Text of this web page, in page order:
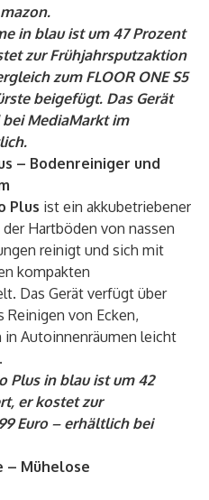
.
in blau ist um 47 Prozent
zur Frühjahrsputzaktion
zum FLOOR ONE S5
beigefügt. Das Gerät
MediaMarkt im
– Bodenreiniger und
Plus ist ein akkubetriebener
Hartböden von nassen
reinigt und sich mit
kompakten
Das Gerät verfügt über
von Ecken,
in Autoinnenräumen leicht
Plus in blau ist um 42
er kostet zur
Euro – erhältlich bei
– Mühelose